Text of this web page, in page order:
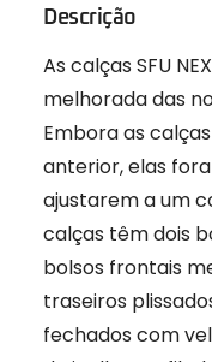
Descrição
As calças SFU
melhorada das
Embora as
anterior, elas
ajustarem a um
calças têm dois
bolsos frontais
traseiros
fechados com